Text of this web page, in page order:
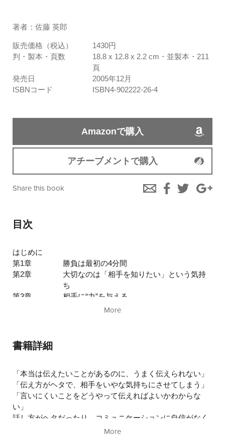
著者：佐藤 英郎
販売価格（税込）
1430円
判・製本・頁数
18.8 x 12.8 x 2.2 cm・並製本・211
頁
発売日
2005年12月
ISBNコード
ISBN4-902222-26-4
Amazonで購入
アチーブメントで購入
Share this book
目次
はじめに
第1章
勝負は最初の4分間
第2章
大切なのは「相手を知りたい」という気持
ち
第3章
相手に“力”を与える
デキる人は話の組み立てが上手い
第7章
第8章
おわりに
More
書籍詳細
「本当は伝えたいことがあるのに、うまく伝えられない」
「伝え方がヘタで、相手をいやな気持ちにさせてしまう」
「言いにくいことをどうやって伝えればよいかわからな
い」
話し方がヘタだったり、コミュニケーションに自信がなく
て、損をしている人がたくさんいます。
More